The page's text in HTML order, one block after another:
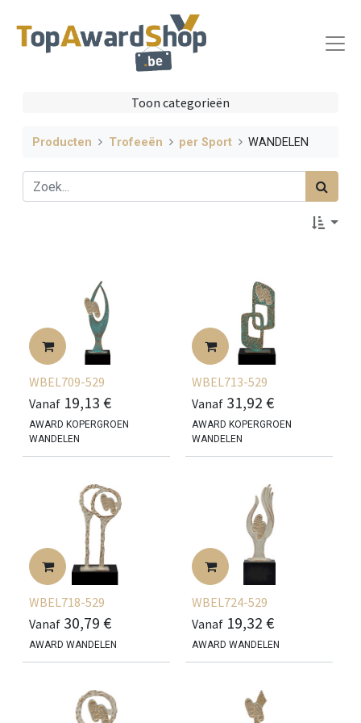
Toon categorieën
Producten Trofeeën per Sport WANDELEN
WBEL709-529
Vanaf 19,13 €
AWARD KOPERGROEN
WANDELEN
WBEL713-529
Vanaf 31,92 €
AWARD KOPERGROEN
WANDELEN
WBEL718-529
Vanaf 30,79 €
AWARD WANDELEN
WBEL724-529
Vanaf 19,32 €
AWARD WANDELEN